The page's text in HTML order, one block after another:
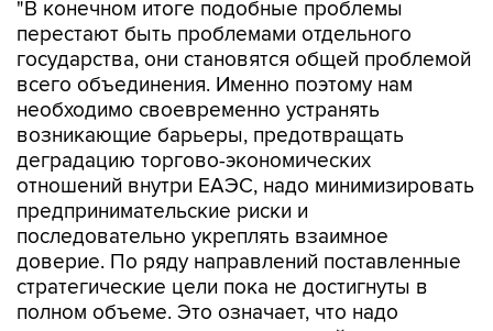
государства, они становятся общей проблемой
всего объединения. Именно поэтому нам
необходимо своевременно устранять
возникающие барьеры, предотвращать
деградацию торгово-экономических
отношений внутри ЕАЭС, надо минимизировать
предпринимательские риски и
последовательно укреплять взаимное
доверие. По ряду направлений поставленные
стратегические цели пока не достигнуты в
полном объеме. Это означает, что надо
сосредоточиться на практической реализации
уже принятых решений", - заявил Пашинян.